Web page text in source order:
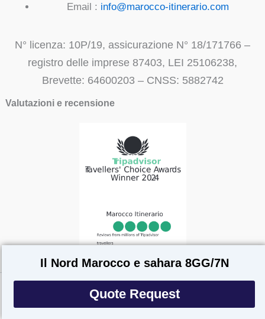
Il Nord Marocco e sahara 8GG/7N
Quote Request
Email : info@marocco-itinerario.com
N° licenza: 10P/19, assicurazione N° 18/171766 –
registro delle imprese 87403, LEI 25106238,
Brevette: 64600203 – CNSS: 5882742
Valutazioni e recensione
Copyright © 2026Marocco Itinerario